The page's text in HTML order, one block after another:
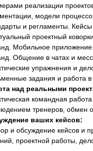
реализации
модели
и регламенты. Кейсы
проектный
Мобильное
Общение в чатах и
упражнения и
задания и работа
над реальными
командная
тренеров, обмен
ваших кейсов:
и обсуждение кейсов и
проектной работы,